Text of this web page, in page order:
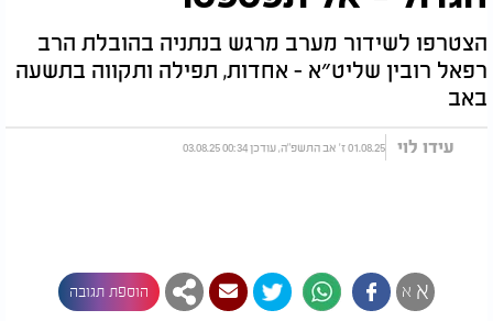
הצטרפו לשידור מערב מרגש בנתניה בהובלת הרב
רפאל רובין שליט״א - אחדות, תפילה ותקווה בתשעה
באב
עידו לוי 01.08.25 ז' אב התשפ"ה, עודכן 00:34 03.08.25
א א הוספת תגובה